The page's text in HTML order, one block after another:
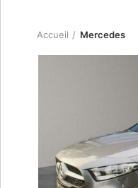
Accueil Mercedes